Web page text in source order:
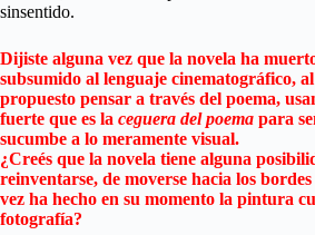
sinsentido.
Dijiste alguna vez que la novela ha
subsumido al lenguaje cinematográfico,
propuesto pensar a través del poema,
fuerte que es la ceguera del poema para
sucumbe a lo meramente visual.
¿Creés que la novela tiene alguna
reinventarse, de moverse hacia los
vez ha hecho en su momento la pintura
fotografía?